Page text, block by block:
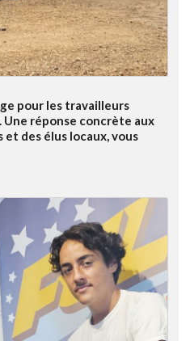
pour les travailleurs
Une réponse concrète aux
des élus locaux, vous